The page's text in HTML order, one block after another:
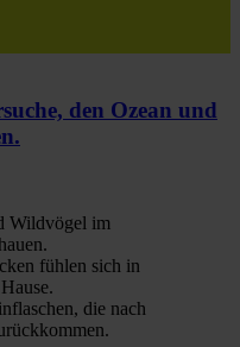
den Ozean und
Wildvögel im
fühlen sich in
die nach